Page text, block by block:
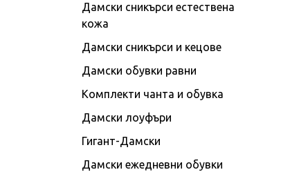
Дамски сникърси естествена
кожа
Дамски сникърси и кецове
Дамски обувки равни
Комплекти чанта и обувка
Дамски лоуфъри
Гигант-Дамски
Дамски ежедневни обувки